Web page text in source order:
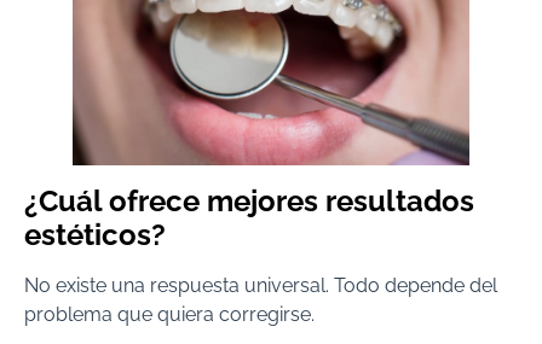
¿Cuál ofrece mejores resultados
estéticos?
No existe una respuesta universal. Todo depende del
problema que quiera corregirse.